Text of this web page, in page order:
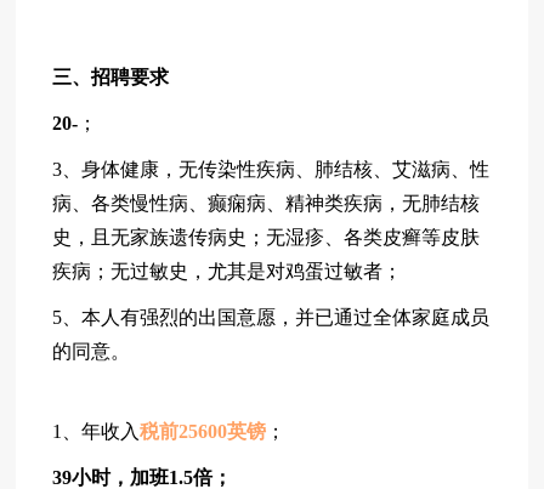
三、招聘要求
20- ；
3、身体健康，无传染性疾病、肺结核、艾滋病、性
病、各类慢性病、癫痫病、精神类疾病，无肺结核
史，且无家族遗传病史；无湿疹、各类皮癣等皮肤
疾病；无过敏史，尤其是对鸡蛋过敏者；
5、本人有强烈的出国意愿，并已通过全体家庭成员
的同意。
1、年收入税前25600英镑 ；
39小时，加班1.5倍；